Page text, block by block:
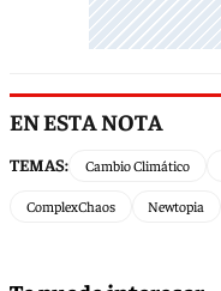
EN ESTA NOTA
TEMAS: Cambio Climático
ComplexChaos Newtopia